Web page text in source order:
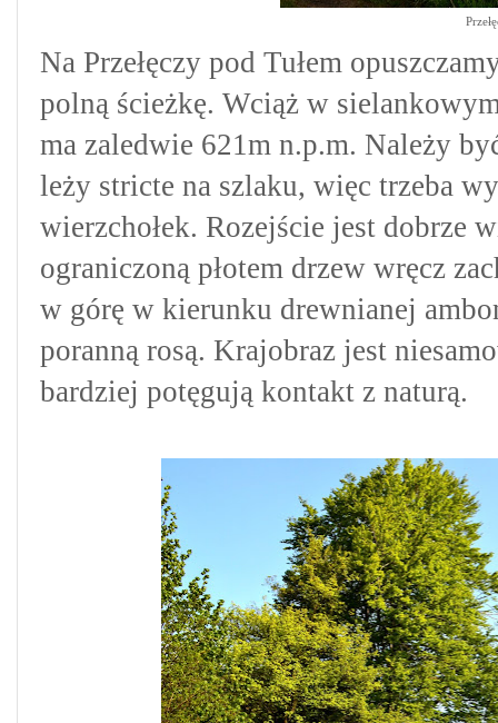
Na Przełęczy pod Tułem
polną ścieżkę. Wciąż w
ma zaledwie 621m n.p.m. Należy
leży stricte na szlaku, więc trzeba
wierzchołek. Rozejście jest dobrze
ograniczoną płotem drzew wręcz
w górę w kierunku drewnianej
poranną rosą. Krajobraz jest
bardziej potęgują kontakt z naturą.